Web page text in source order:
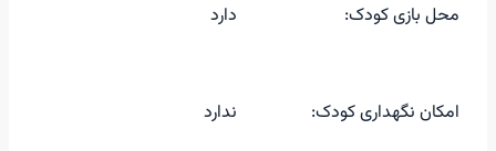
محل بازی کودک: دارد
امکان نگهداری کودک: ندارد